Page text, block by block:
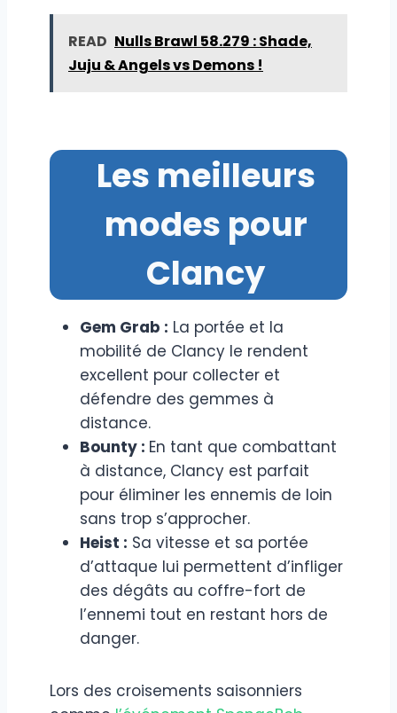
READ Nulls Brawl 58.279 : Shade,
Juju & Angels vs Demons !
Les meilleurs
modes pour
Clancy
Gem Grab : La portée et la
mobilité de Clancy le rendent
excellent pour collecter et
défendre des gemmes à
distance.
Bounty : En tant que combattant
à distance, Clancy est parfait
pour éliminer les ennemis de loin
sans trop s’approcher.
Heist : Sa vitesse et sa portée
d’attaque lui permettent d’infliger
des dégâts au coffre-fort de
l’ennemi tout en restant hors de
danger.
Lors des croisements saisonniers